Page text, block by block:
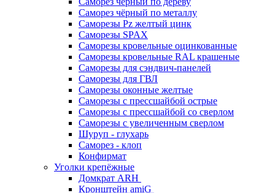
Саморез чёрный по металлу
Саморезы Pz желтый цинк
Саморезы SPAX
Саморезы кровельные оцинкованные
Саморезы кровельные RAL крашеные
Саморезы для сэндвич-панелей
Саморезы для ГВЛ
Саморезы оконные желтые
Саморезы с прессшайбой острые
Саморезы с прессшайбой со сверлом
Саморезы с увеличенным сверлом
Шуруп - глухарь
Саморез - клоп
Конфирмат
Уголки крепёжные
Домкрат ARH
Кронштейн amiG